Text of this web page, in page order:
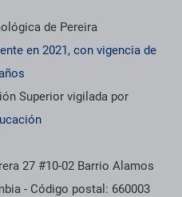
de Pereira
en 2021, con vigencia de
Superior vigilada por
27 #10-02 Barrio Alamos
- Código postal: 660003